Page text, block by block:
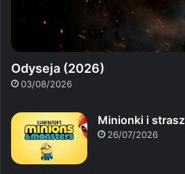
Odyseja (2026)
03/08/2026
Minionki i
26/07/2026